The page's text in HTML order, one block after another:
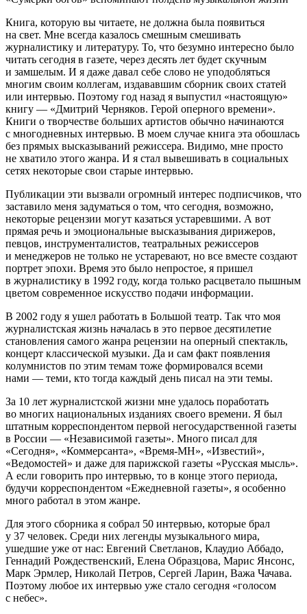
Книга, которую вы читаете, не должна была появиться
на свет. Мне всегда казалось смешным смешивать
журналистику и литературу. То, что безумно интересно было
читать сегодня в газете, через десять лет будет скучным
и замшелым. И я даже давал себе слово не уподобляться
многим своим коллегам, издававшим сборник своих статей
или интервью. Поэтому год назад я выпустил «настоящую»
книгу — «Дмитрий Черняков. Герой оперного времени».
Книги о творчестве больших артистов обычно начинаются
с многодневных интервью. В моем случае книга эта обошлась
без прямых высказываний режиссера. Видимо, мне просто
не хватило этого жанра. И я стал вывешивать в социальных
сетях некоторые свои старые интервью.
Публикации эти вызвали огромный интерес подписчиков, что
заставило меня задуматься о том, что сегодня, возможно,
некоторые рецензии могут казаться устаревшими. А вот
прямая речь и эмоциональные высказывания дирижеров,
певцов, инструменталистов, театральных режиссеров
и менеджеров не только не устаревают, но все вместе создают
портрет эпохи. Время это было непростое, я пришел
в журналистику в 1992 году, когда только расцветало пышным
цветом современное искусство подачи информации.
В 2002 году я ушел работать в Большой театр. Так что моя
журналистская жизнь началась в это первое десятилетие
становления самого жанра рецензии на оперный спектакль,
концерт классической музыки. Да и сам факт появления
колумнистов по этим темам тоже формировался всеми
нами — теми, кто тогда каждый день писал на эти темы.
За 10 лет журналистской жизни мне удалось поработать
во многих национальных изданиях своего времени. Я был
штатным корреспондентом первой негосударственной газеты
в России — «Независимой газеты». Много писал для
«Сегодня», «Коммерсанта», «Время-МН», «Известий»,
«Ведомостей» и даже для парижской газеты «Русская мысль».
А если говорить про интервью, то в конце этого периода,
будучи корреспондентом «Ежедневной газеты», я особенно
много работал в этом жанре.
Для этого сборника я собрал 50 интервью, которые брал
у 37 человек. Среди них легенды музыкального мира,
ушедшие уже от нас: Евгений Светланов, Клаудио Аббадо,
Геннадий Рождественский, Елена Образцова, Марис Янсонс,
Марк Эрмлер, Николай Петров, Сергей Ларин, Важа Чачава.
Поэтому любое их интервью уже стало сегодня «голосом
с небес».